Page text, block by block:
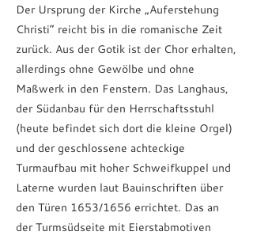
Der Ursprung der Kirche „Auferstehung
Christi“ reicht bis in die romanische Zeit
zurück. Aus der Gotik ist der Chor erhalten,
allerdings ohne Gewölbe und ohne
Maßwerk in den Fenstern. Das Langhaus,
der Südanbau für den Herrschaftsstuhl
(heute befindet sich dort die kleine Orgel)
und der geschlossene achteckige
Turmaufbau mit hoher Schweifkuppel und
Laterne wurden laut Bauinschriften über
den Türen 1653/1656 errichtet. Das an
der Turmsüdseite mit Eierstabmotiven